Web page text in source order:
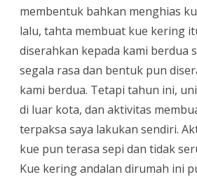
membentuk bahkan menghias
lalu, tahta membuat kue kering
diserahkan kepada kami berdua
segala rasa dan bentuk pun
kami berdua. Tetapi tahun ini,
di luar kota, dan aktivitas
terpaksa saya lakukan sendiri.
kue pun terasa sepi dan tidak
Kue kering andalan dirumah ini